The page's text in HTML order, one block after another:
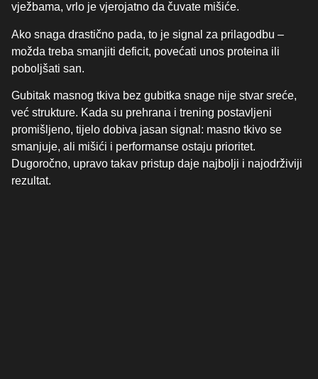
vježbama, vrlo je vjerojatno da čuvate mišiće.
Ako snaga drastično pada, to je signal za prilagodbu –
možda treba smanjiti deficit, povećati unos proteina ili
poboljšati san.
Gubitak masnog tkiva bez gubitka snage nije stvar sreće,
već strukture. Kada su prehrana i trening postavljeni
promišljeno, tijelo dobiva jasan signal: masno tkivo se
smanjuje, ali mišići i performanse ostaju prioritet.
Dugoročno, upravo takav pristup daje najbolji i najodrživiji
rezultat.